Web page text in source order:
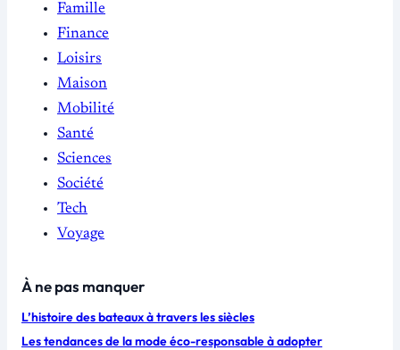
Famille
Finance
Loisirs
Maison
Mobilité
Santé
Sciences
Société
Tech
Voyage
À ne pas manquer
L’histoire des bateaux à travers les siècles
Les tendances de la mode éco-responsable à adopter